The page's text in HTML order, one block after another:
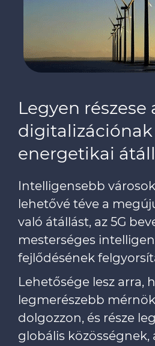
Legyen részese
digitalizációnak
energetikai
Intelligensebb
lehetővé téve a
való átállást, az 5G
mesterséges
fejlődésének
Lehetősége lesz arra,
legmerészebb
dolgozzon, és része
globális közösségnek,